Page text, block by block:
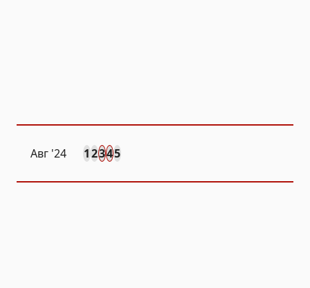
Авг '24 12345